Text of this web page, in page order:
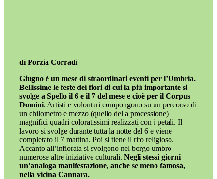
di Porzia Corradi
Giugno è un mese di straordinari eventi per l’Umbria.
Bellissime le feste dei fiori di cui la più importante si
svolge a Spello il 6 e il 7 del mese e cioè per il Corpus
Domini. Artisti e volontari compongono su un percorso di
un chilometro e mezzo (quello della processione)
magnifici quadri coloratissimi realizzati con i petali. Il
lavoro si svolge durante tutta la notte del 6 e viene
completato il 7 mattina. Poi si tiene il rito religioso.
Accanto all’infiorata si svolgono nel borgo umbro
numerose altre iniziative culturali. Negli stessi giorni
un’analoga manifestazione, anche se meno famosa,
nella vicina Cannara.